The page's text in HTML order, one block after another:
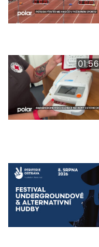
01:56